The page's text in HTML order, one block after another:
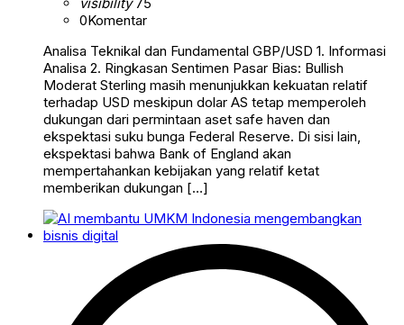
0Komentar
Analisa Teknikal dan Fundamental GBP/USD 1. Informasi
Analisa 2. Ringkasan Sentimen Pasar Bias: Bullish
Moderat Sterling masih menunjukkan kekuatan relatif
terhadap USD meskipun dolar AS tetap memperoleh
dukungan dari permintaan aset safe haven dan
ekspektasi suku bunga Federal Reserve. Di sisi lain,
ekspektasi bahwa Bank of England akan
mempertahankan kebijakan yang relatif ketat
memberikan dukungan […]